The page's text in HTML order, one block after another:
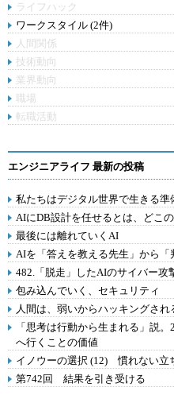
ライフハック
ワークスタイル (2件)
人間関係
技術動向
業界動向
職場
転職活動
エンジニアライフ 最新の投稿
私たちはデジタル世界で生きる準
AIにDB設計を任せるとは、どこ
最後には離れていくAI
AIを「答えを教える先生」から「
482.「脱走」したAIのサイバー攻
包み込んでいく、セキュリティ
人間は、弱いからハッキングされ
「思考は行動から生まれる」説
へ行くことの価値
イノウーの選択 (12) 慣れない立
第742回 結果を引き受ける